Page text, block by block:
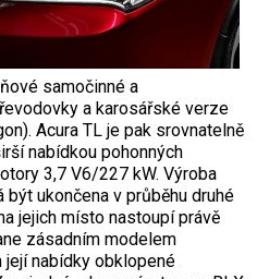
samočinné a
a karosářské verze
Acura TL je pak srovnatelně
nabídkou pohonných
3,7 V6/227 kW. Výroba
být ukončena v průběhu druhé
jejich místo nastoupí právě
zásadním modelem
nabídky obklopené